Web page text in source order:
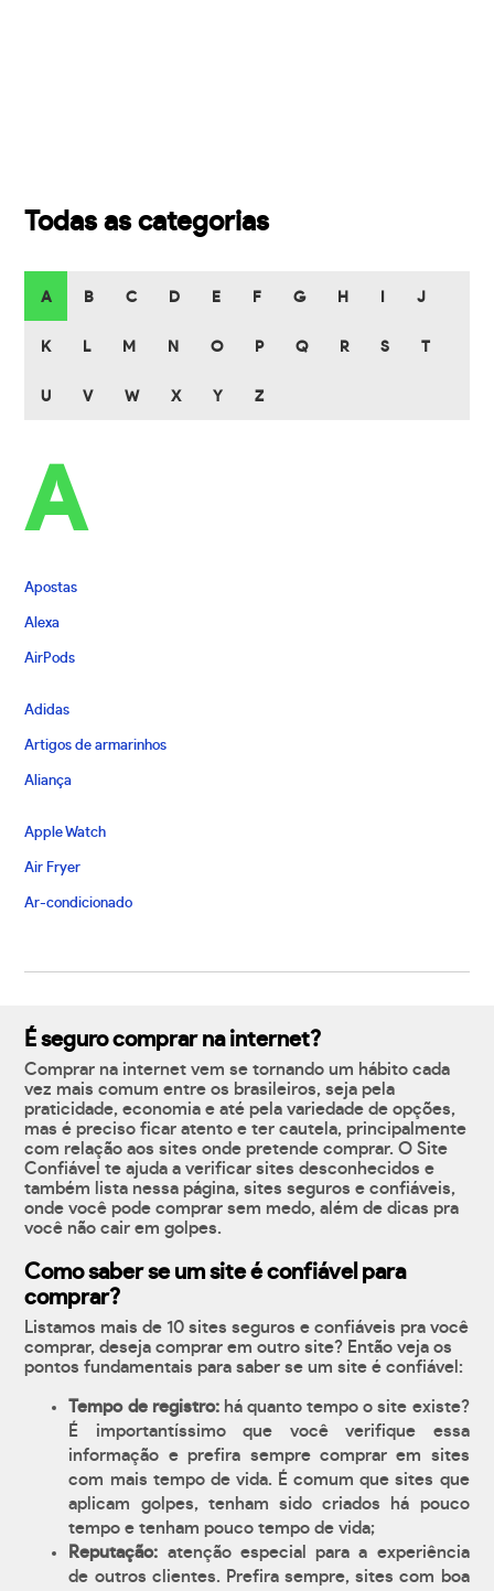
Todas as categorias
A B C D E F G H J
K L M N O P Q R S T
U V W X Y Z
A
Apostas
Alexa
AirPods
Adidas
Artigos de armarinhos
Aliança
Apple Watch
Air Fryer
Ar-condicionado
É seguro comprar na internet?
Comprar na internet vem se tornando um hábito cada
vez mais comum entre os brasileiros, seja pela
praticidade, economia e até pela variedade de opções,
mas é preciso ficar atento e ter cautela, principalmente
com relação aos sites onde pretende comprar. O Site
Confiável te ajuda a verificar sites desconhecidos e
também lista nessa página, sites seguros e confiáveis,
onde você pode comprar sem medo, além de dicas pra
você não cair em golpes.
Como saber se um site é confiável para
comprar?
Listamos mais de 10 sites seguros e confiáveis pra você
comprar, deseja comprar em outro site? Então veja os
pontos fundamentais para saber se um site é confiável:
Tempo de registro:há quanto tempo o site existe?
É importantíssimo que você verifique essa
informação e prefira sempre comprar em sites
com mais tempo de vida. É comum que sites que
aplicam golpes, tenham sido criados há pouco
tempo e tenham pouco tempo de vida;
Reputação: atenção especial para a experiência
de outros clientes. Prefira sempre, sites com boa